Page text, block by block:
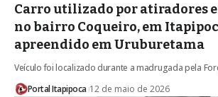
Carro utilizado por atiradores
no bairro Coqueiro, em
apreendido em Uruburetama
Veículo foi localizado durante a madrugada pela
Portal Itapipoca 12 de maio de 2026